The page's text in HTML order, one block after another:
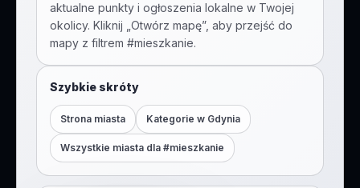
aktualne punkty i ogłoszenia lokalne w Twojej
okolicy. Kliknij „Otwórz mapę”, aby przejść do
mapy z filtrem #mieszkanie.
Szybkie skróty
Strona miasta Kategorie w Gdynia
Wszystkie miasta dla #mieszkanie